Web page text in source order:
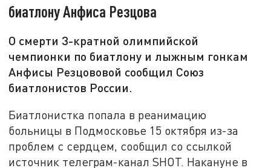
биатлону Анфиса Резцова
О смерти 3-кратной олимпийской
чемпионки по биатлону и лыжным гонкам
Анфисы Резцововой сообщил Союз
биатлонистов России.
Биатлонистка попала в реанимацию
больницы в Подмосковье 15 октября из-за
проблем с сердцем, сообщил со ссылкой
источник телеграм-канал SHOT. Накануне в